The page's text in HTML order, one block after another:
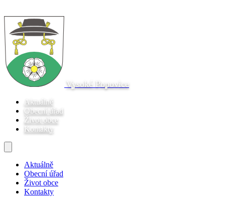
Vysoké Popovice
Aktuálně
Obecní úřad
Život obce
Kontakty
Aktuálně
Obecní úřad
Život obce
Kontakty